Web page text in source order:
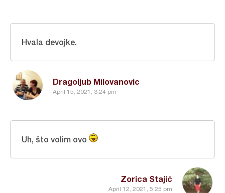
Dragoljub Milovanovic
April 15, 2021, 3:24 pm
Hvala devojke.
Zorica Stajić
April 12, 2021, 5:25 pm
Uh, što volim ovo